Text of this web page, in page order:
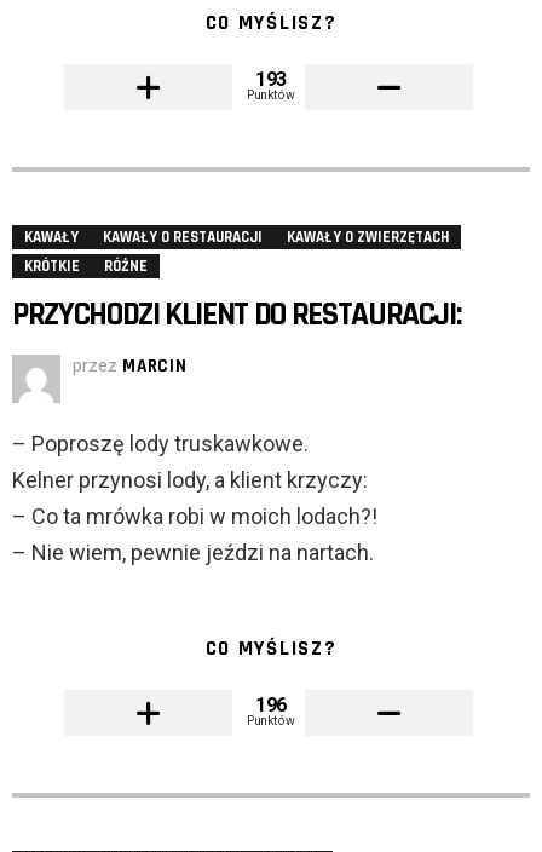
CO MYŚLISZ?
193
Punktów
KAWAŁY KAWAŁY O RESTAURACJI
KAWAŁY O ZWIERZĘTACH
KRÓTKIE
RÓŻNE
PRZYCHODZI KLIENT DO RESTAURACJI:
przez MARCIN
– Poproszę lody truskawkowe.
Kelner przynosi lody, a klient krzyczy:
– Co ta mrówka robi w moich lodach?!
– Nie wiem, pewnie jeździ na nartach.
CO MYŚLISZ?
196
Punktów